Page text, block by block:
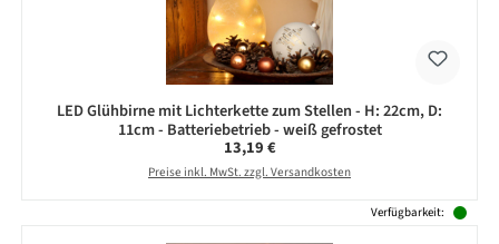
LED Glühbirne mit Lichterkette zum Stellen - H: 22cm, D:
11cm - Batteriebetrieb - weiß gefrostet
Regulärer Preis:
13,19 €
Preise inkl. MwSt. zzgl. Versandkosten
Verfügbarkeit: